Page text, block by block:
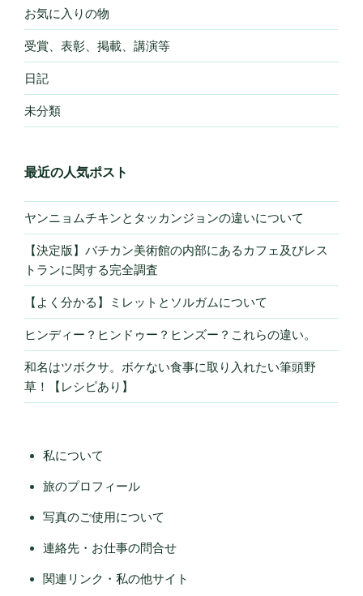
お気に入りの物
受賞、表彰、掲載、講演等
日記
未分類
最近の人気ポスト
ヤンニョムチキンとタッカンジョンの違いについて
【決定版】バチカン美術館の内部にあるカフェ及びレス
トランに関する完全調査
【よく分かる】ミレットとソルガムについて
ヒンディー？ヒンドゥー？ヒンズー？これらの違い。
和名はツボクサ。ボケない食事に取り入れたい筆頭野
草！【レシピあり】
私について
旅のプロフィール
写真のご使用について
連絡先・お仕事の問合せ
関連リンク・私の他サイト